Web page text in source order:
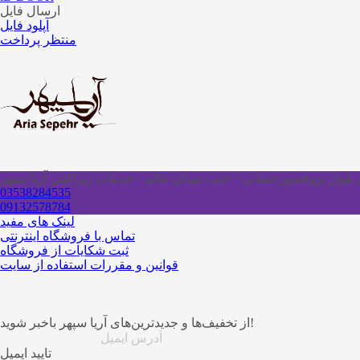
ارسال فایل
آپلود فایل
منتظر پرداخت
بلوار پروفسورحسابی - جنب میدان عالم - خدمات زیراکس آریا سپهر
03538284535
09132578784
لینک های مفید
تماس با فروشگاه اینترنتی
ثبت شکایات از فروشگاه
قوانین و مقررات استفاده از سایت
از تخفیف‌ها و جدیدترین‌های آریا سپهر باخبر شوید!
تایید ایمیل